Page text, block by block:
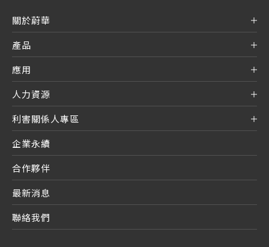
關於蔚華
產品
應用
人力資源
利害關係人專區
企業永續
合作夥伴
最新消息
聯絡我們